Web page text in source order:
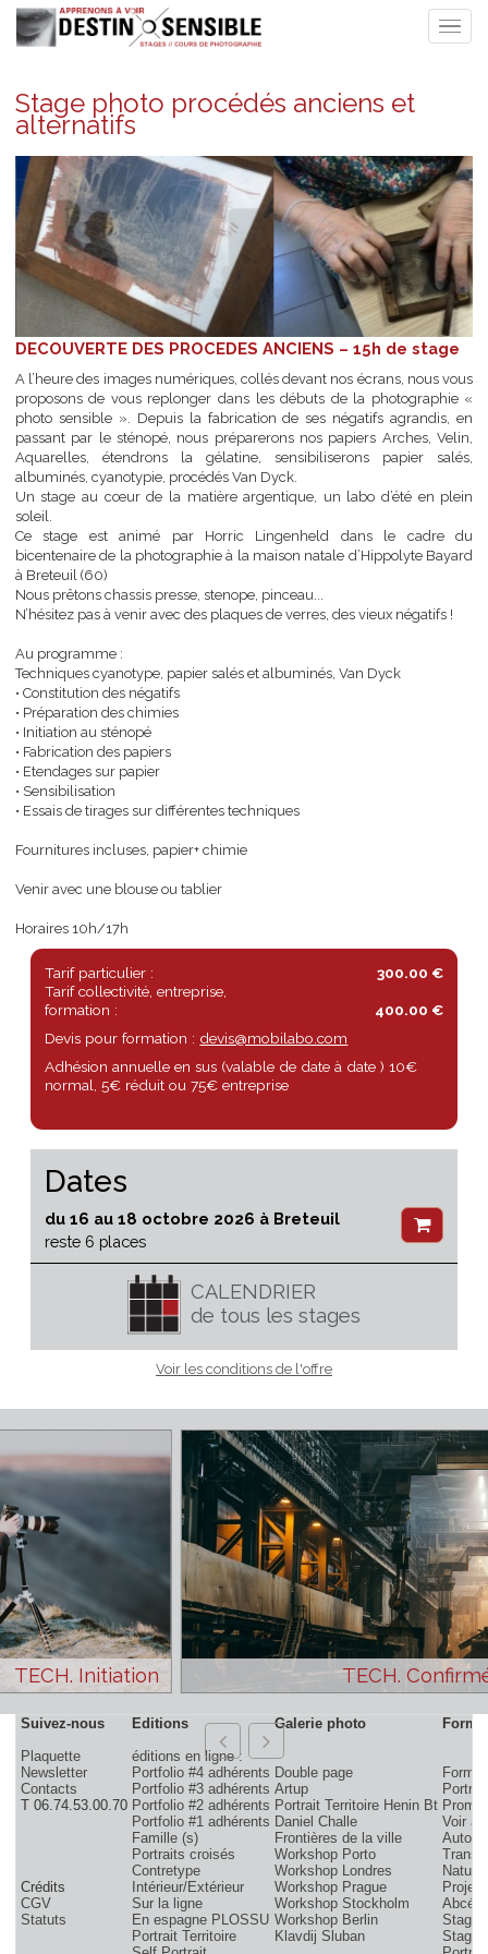
Stage photo procédés anciens et
alternatifs
DECOUVERTE DES PROCEDES ANCIENS – 15h de
A l’heure des images numériques, collés devant nos écrans, nous
proposons de vous replonger dans les débuts de la
photo sensible ». Depuis la fabrication de ses négatifs
passant par le sténopé, nous préparerons nos papiers Arches,
Aquarelles, étendrons la gélatine, sensibiliserons papier
albuminés, cyanotypie, procédés Van Dyck.
Un stage au cœur de la matière argentique, un labo d’été en
soleil.
Ce stage est animé par Horric Lingenheld dans le
bicentenaire de la photographie à la maison natale d’Hippolyte
à Breteuil (60)
Nous prêtons chassis presse, stenope, pinceau...
N’hésitez pas à venir avec des plaques de verres, des vieux négatifs
Au programme :
Techniques cyanotype, papier salés et albuminés, Van Dyck
• Constitution des négatifs
• Préparation des chimies
• Initiation au sténopé
• Fabrication des papiers
• Sensibilisation
• Essais de tirages sur différentes techniques
Fournitures incluses, papier+ chimie
Venir avec une blouse ou tablier
Horaires 10h/17h
Tarif particulier :
Tarif collectivité, entreprise,
formation :
Devis pour formation :devis@mobilabo.com
normal, 5€ réduit ou 75€ entreprise
Dates
du 16 au 18 octobre 2026 à Breteuil
reste 6 places
CALENDRIER
de tous les stages
Voir les conditions de l'offre
TECH. Initiation TECH.
Editions Galerie photo
Plaquette éditions en ligne :
Newsletter Portfolio #4 adhérents Double page
Portfolio #3 adhérents Artup